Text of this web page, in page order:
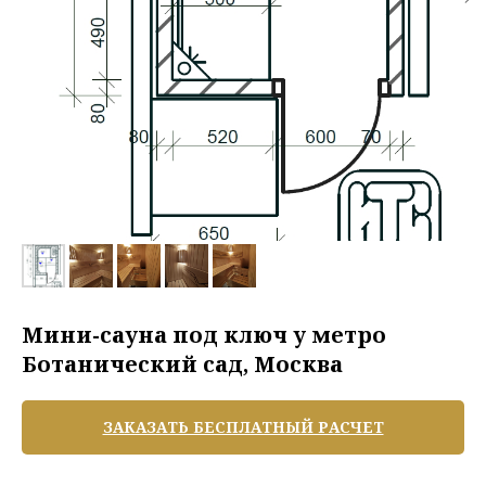
Мини-сауна под ключ у метро
Ботанический сад, Москва
ЗАКАЗАТЬ БЕСПЛАТНЫЙ РАСЧЕТ